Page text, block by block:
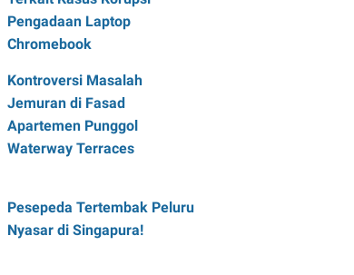
Pengadaan Laptop
Chromebook
Kontroversi Masalah
Jemuran di Fasad
Apartemen Punggol
Waterway Terraces
Pesepeda Tertembak Peluru
Nyasar di Singapura!